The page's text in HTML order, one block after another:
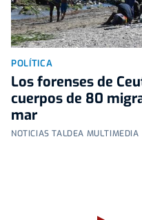
POLÍTICA
Los forenses de
cuerpos de 80
mar
NOTICIAS TALDEA MULTIMEDIA